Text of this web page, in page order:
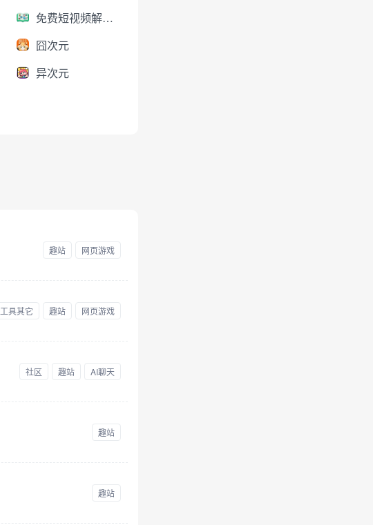
免费短视频解析下载
囧次元
异次元
趣站 网页游戏
工具其它 趣站 网页游戏
社区 趣站 AI聊天
趣站
趣站